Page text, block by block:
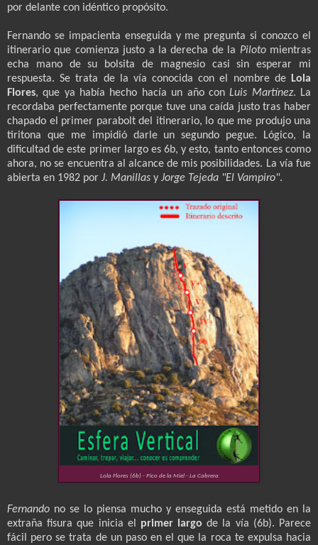
por delante con idéntico propósito.
Fernando se impacienta enseguida y me pregunta si conozco el
itinerario que comienza justo a la derecha de la Piloto mientras
echa mano de su bolsita de magnesio casi sin esperar mi
respuesta. Se trata de la vía conocida con el nombre de
Lola
Flores, que ya había hecho hacía un año conLuis Martínez. La
recordaba perfectamente porque tuve una caída justo tras haber
chapado el primer parabolt del itinerario, lo que me produjo una
tiritona que me impidió darle un segundo pegue. Lógico, la
dificultad de este primer largo es 6b, y esto, tanto entonces como
ahora, no se encuentra al alcance de mis posibilidades. La vía fue
abierta en 1982 por J. Manillas y Jorge Tejeda "El Vampiro".
Lola Flores (6b) - Pico de la Miel - La Cabrera
Fernando no se lo piensa mucho y enseguida está metido en la
extraña fisura que inicia el primer largo de la vía (6b). Parece
fácil pero se trata de un paso en el que la roca te expulsa hacia